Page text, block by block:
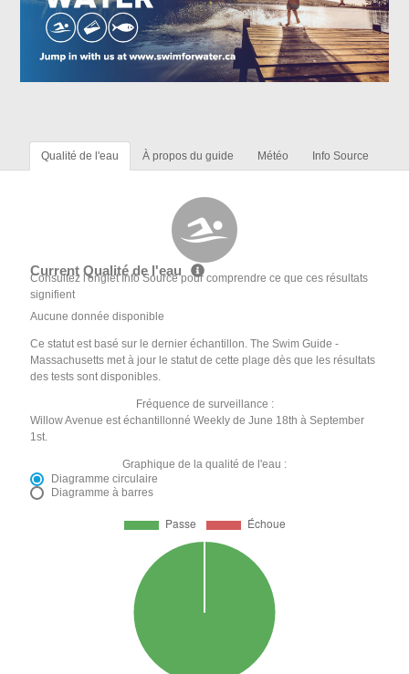
Qualité de l'eau À propos du guide Météo Info Source
Current Qualité de l'eau
Consultez l'onglet Info Source pour comprendre ce que ces résultats
signifient
Aucune donnée disponible
Ce statut est basé sur le dernier échantillon. The Swim Guide -
Massachusetts met à jour le statut de cette plage dès que les résultats
des tests sont disponibles.
Fréquence de surveillance :
Willow Avenue est échantillonné Weekly de June 18th à September
1st.
Graphique de la qualité de l'eau :
Diagramme circulaire
Diagramme à barres